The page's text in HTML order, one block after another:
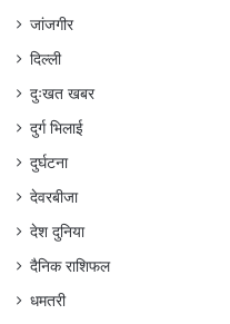
जांजगीर
दिल्ली
दुःखत खबर
दुर्ग भिलाई
दुर्घटना
देवरबीजा
देश दुनिया
दैनिक राशिफल
धमतरी